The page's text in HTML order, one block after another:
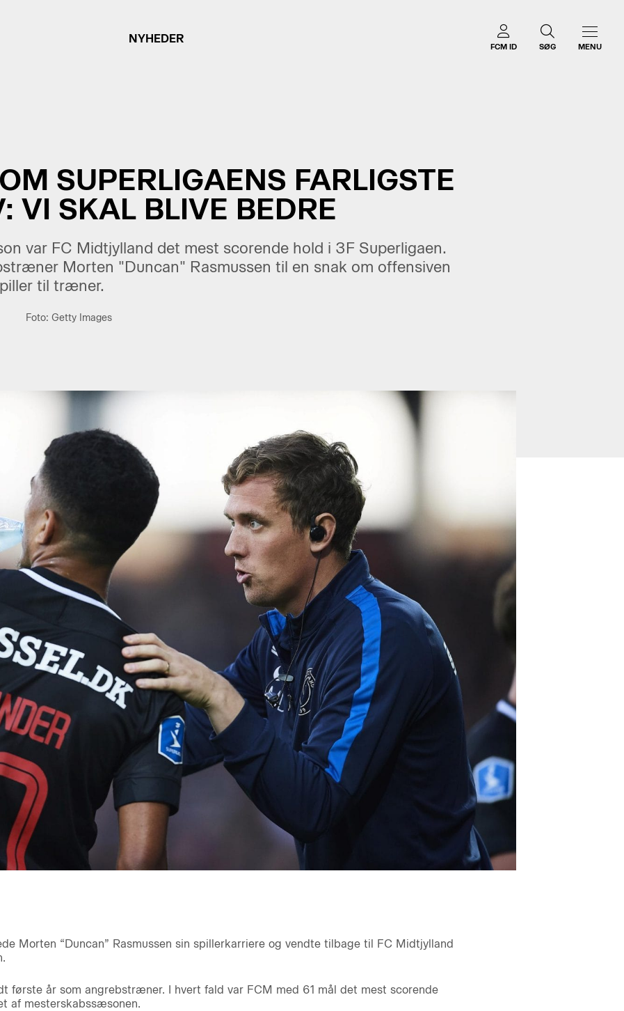
NYHEDER
FCM ID SØG MENU
SUPERLIGAENS FARLIGSTE
VI SKAL BLIVE BEDRE
var FC Midtjylland det mest scorende hold i 3F Superligaen.
Morten "Duncan" Rasmussen til en snak om offensiven
til træner.
Foto: Getty Images
Morten “Duncan” Rasmussen sin spillerkarriere og vendte tilbage til FC Midtjylland
første år som angrebstræner. I hvert fald var FCM med 61 mål det mest scorende
af mesterskabssæsonen.